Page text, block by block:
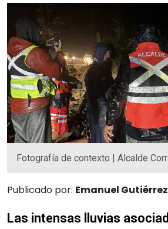
Fotografía de contexto | Alcalde
Publicado por: Emanuel Gutiérrez
Las intensas lluvias